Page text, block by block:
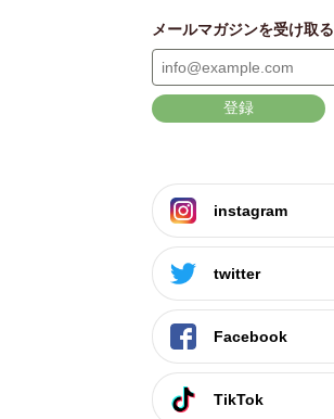
メールマガジンを受け取る
登録
instagram
twitter
Facebook
TikTok